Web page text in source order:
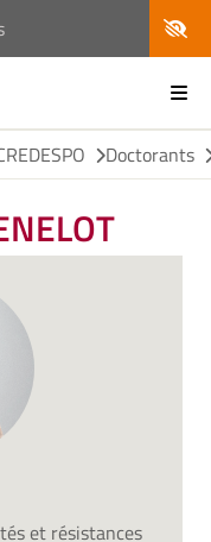
Doctorants
et résistances